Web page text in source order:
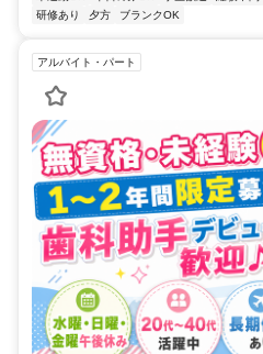
研修あり
夕方 ブランクOK
アルバイト・パート